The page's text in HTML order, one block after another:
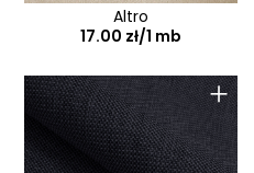
Altro
17.00 zł/1 mb
+